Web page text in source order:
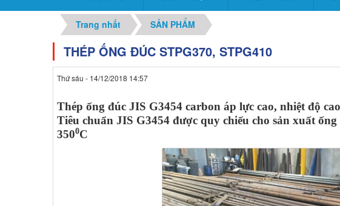
Trang nhất SẢN PHẨM
THÉP ỐNG ĐÚC STPG370, STPG410
Thứ sáu - 14/12/2018 14:57
Thép ống đúc JIS G3454 carbon áp lực cao, nhiệt độ cao
Tiêu chuẩn JIS G3454 được quy chiếu cho sản xuất
3500C